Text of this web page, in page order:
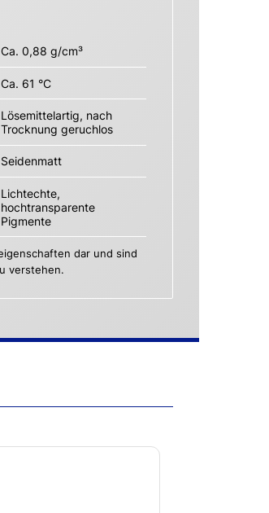
Ca. 0,88 g/cm³
Ca. 61 °C
Lösemittelartig, nach
Trocknung geruchlos
Seidenmatt
Lichtechte,
hochtransparente
Pigmente
dar und sind
verstehen.